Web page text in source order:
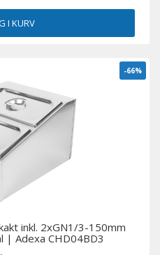
I KURV
-66%
inkl. 2xGN1/3-150mm
| Adexa CHD04BD3